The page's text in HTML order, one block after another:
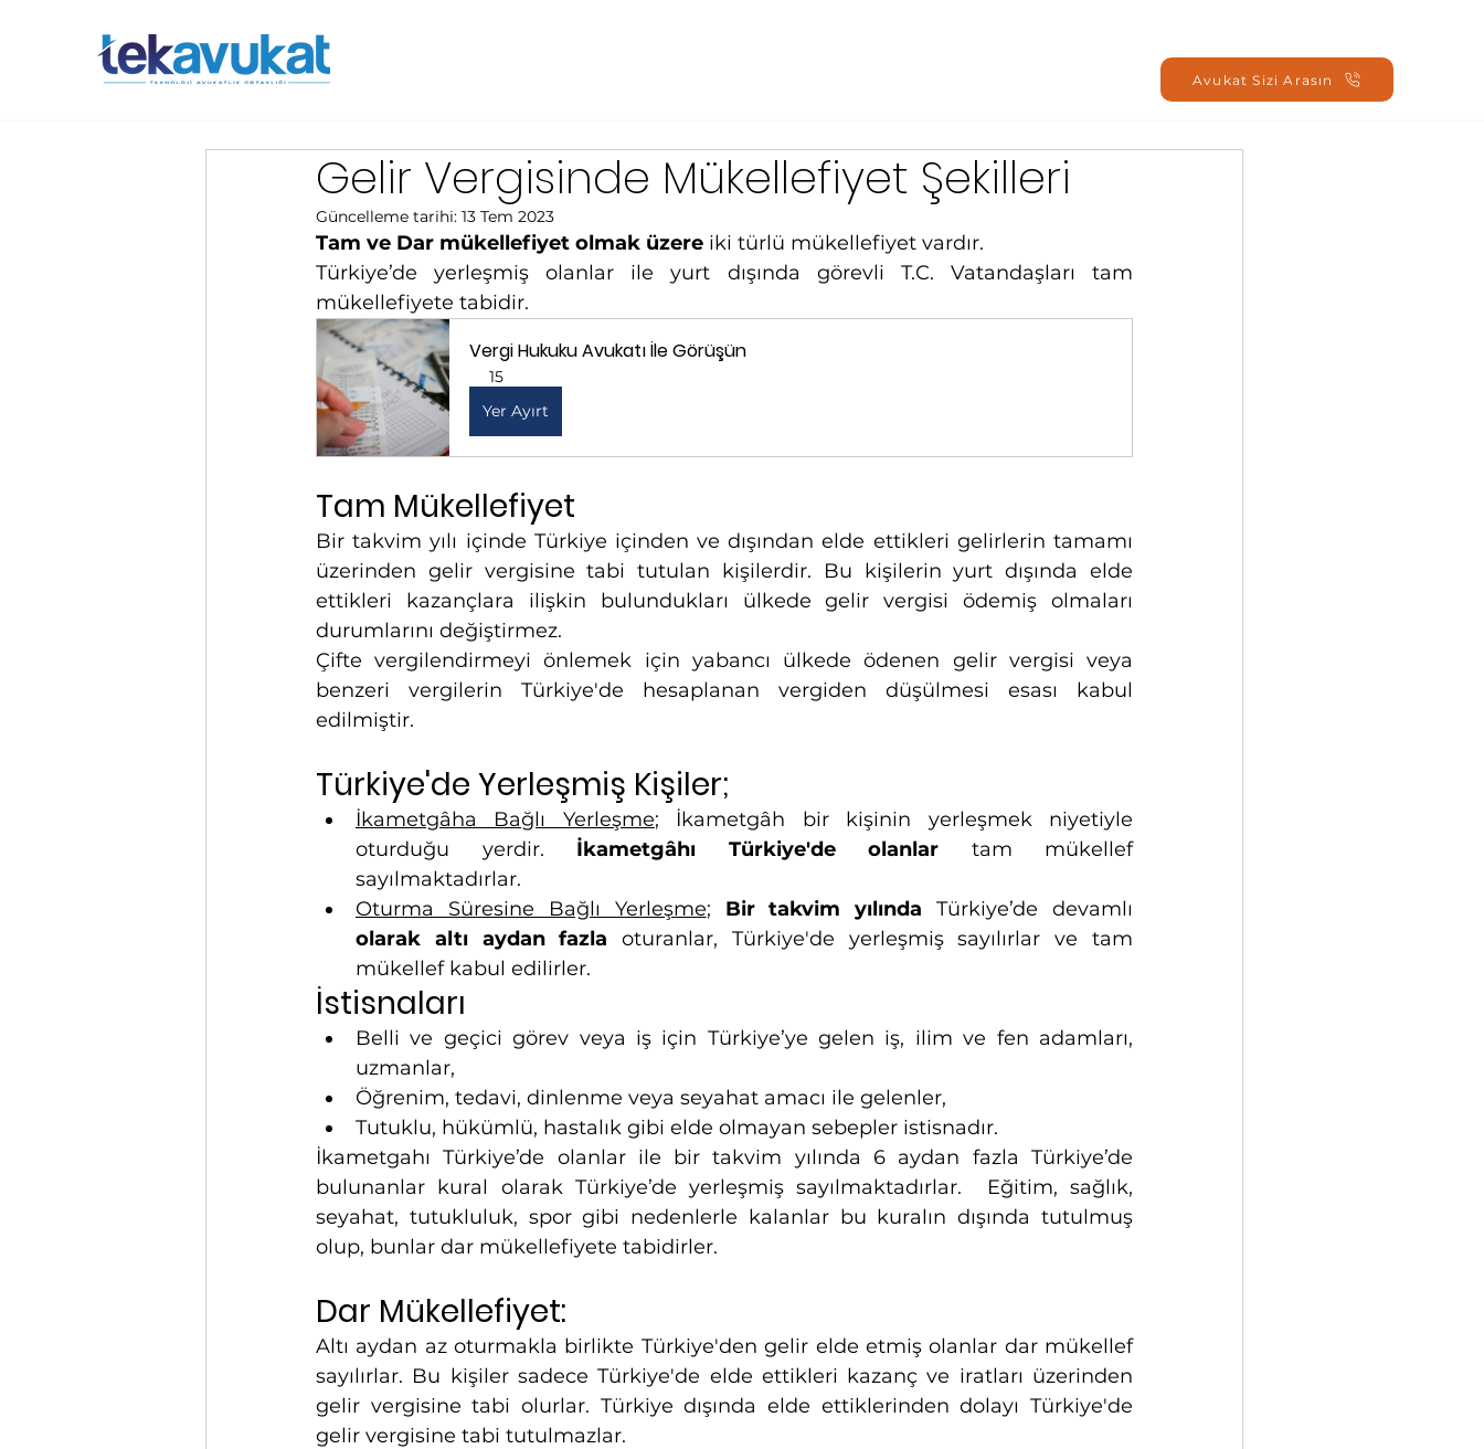
Avukat Sizi Arasın
Gelir Vergisinde Mükellefiyet Şekilleri
Güncelleme tarihi: 13 Tem 2023
Tam ve Dar mükellefiyet olmak üzere iki türlü mükellefiyet vardır.
Türkiye’de yerleşmiş olanlar ile yurt dışında görevli T.C. Vatandaşları tam
mükellefiyete tabidir.
Vergi Hukuku Avukatı İle Görüşün
15
Yer Ayırt
Tam Mükellefiyet
Bir takvim yılı içinde Türkiye içinden ve dışından elde ettikleri gelirlerin tamamı
üzerinden gelir vergisine tabi tutulan kişilerdir. Bu kişilerin yurt dışında elde
ettikleri kazançlara ilişkin bulundukları ülkede gelir vergisi ödemiş olmaları
durumlarını değiştirmez.
Çifte vergilendirmeyi önlemek için yabancı ülkede ödenen gelir vergisi veya
benzeri vergilerin Türkiye'de hesaplanan vergiden düşülmesi esası kabul
edilmiştir.
Türkiye'de Yerleşmiş Kişiler;
İkametgâha Bağlı Yerleşme; İkametgâh bir kişinin yerleşmek niyetiyle
oturduğu yerdir. İkametgâhı Türkiye'de olanlar tam mükellef
sayılmaktadırlar.
Oturma Süresine Bağlı Yerleşme; Bir takvim yılında
olarak altı aydan fazla oturanlar, Türkiye'de yerleşmiş sayılırlar ve tam
mükellef kabul edilirler.
İstisnaları
Belli ve geçici görev veya iş için Türkiye’ye gelen iş, ilim ve fen adamları,
uzmanlar,
Öğrenim, tedavi, dinlenme veya seyahat amacı ile gelenler,
Tutuklu, hükümlü, hastalık gibi elde olmayan sebepler istisnadır.
İkametgahı Türkiye’de olanlar ile bir takvim yılında 6 aydan fazla Türkiye’de
bulunanlar kural olarak Türkiye’de yerleşmiş sayılmaktadırlar.  Eğitim, sağlık,
seyahat, tutukluluk, spor gibi nedenlerle kalanlar bu kuralın dışında tutulmuş
olup, bunlar dar mükellefiyete tabidirler.
Dar Mükellefiyet:
Altı aydan az oturmakla birlikte Türkiye'den gelir elde etmiş olanlar dar mükellef
sayılırlar. Bu kişiler sadece Türkiye'de elde ettikleri kazanç ve iratları üzerinden
gelir vergisine tabi olurlar. Türkiye dışında elde ettiklerinden dolayı Türkiye'de
gelir vergisine tabi tutulmazlar.